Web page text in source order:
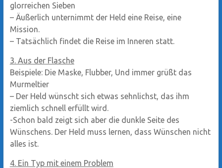
glorreichen Sieben
– Äußerlich unternimmt der Held eine Reise, eine
Mission.
– Tatsächlich findet die Reise im Inneren statt.
3. Aus der Flasche
Beispiele: Die Maske, Flubber, Und immer grüßt das
Murmeltier
– Der Held wünscht sich etwas sehnlichst, das ihm
ziemlich schnell erfüllt wird.
-Schon bald zeigt sich aber die dunkle Seite des
Wünschens. Der Held muss lernen, dass Wünschen nicht
alles ist.
4. Ein Typ mit einem Problem